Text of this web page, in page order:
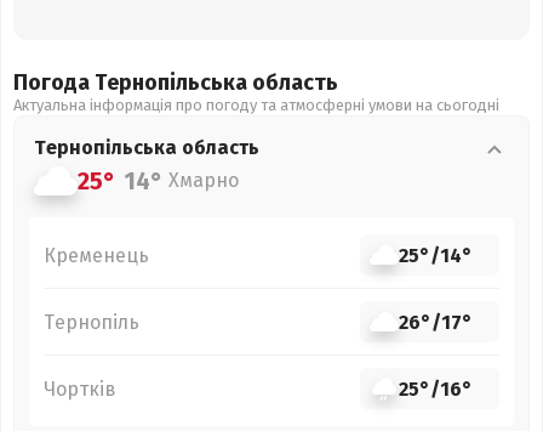
Погода Тернопільська область
Актуальна інформація про погоду та атмосферні умови на сьогодні
Тернопільська область
25° 14° Хмарно
Кременець 25°/14°
Тернопіль 26°/17°
Чортків 25°/16°